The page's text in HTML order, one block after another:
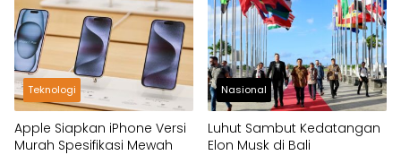
Teknologi
Apple Siapkan iPhone Versi
Murah Spesifikasi Mewah
Nasional
Luhut Sambut Kedatangan
Elon Musk di Bali